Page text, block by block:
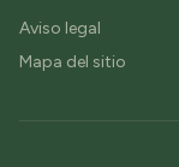
Aviso legal
Mapa del sitio